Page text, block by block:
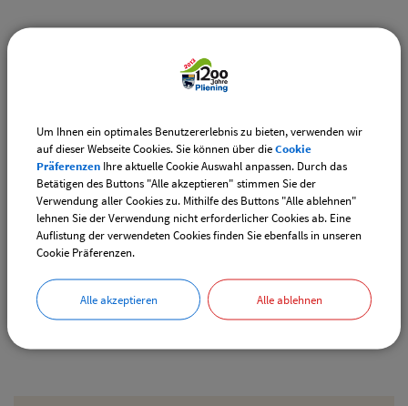
Adventsmarkt Hofladen Burghart
Downloads
Den gewählten Termin als VCS-Kalenderdatei
downloaden
Den gewählten Termin als iCal-Kalenderdatei
downloaden
Um Ihnen ein optimales Benutzererlebnis zu bieten, verwenden wir
auf dieser Webseite Cookies. Sie können über dieCookie
Präferenzen Ihre aktuelle Cookie Auswahl anpassen. Durch das
Betätigen des Buttons "Alle akzeptieren" stimmen Sie der
Verwendung aller Cookies zu. Mithilfe des Buttons "Alle ablehnen"
lehnen Sie der Verwendung nicht erforderlicher Cookies ab. Eine
Auflistung der verwendeten Cookies finden Sie ebenfalls in unseren
Cookie Präferenzen.
Alle akzeptieren Alle ablehnen